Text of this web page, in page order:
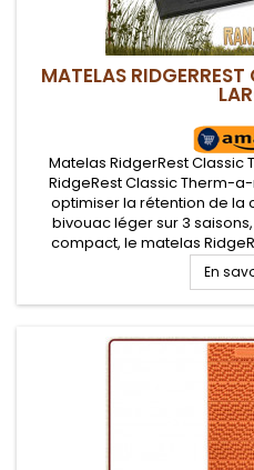
MATELAS
Matelas RidgerRest Classic
RidgeRest Classic Therm-
optimiser la rétention de la
bivouac léger sur 3
compact, le matelas
adapté au bushcraft et
En